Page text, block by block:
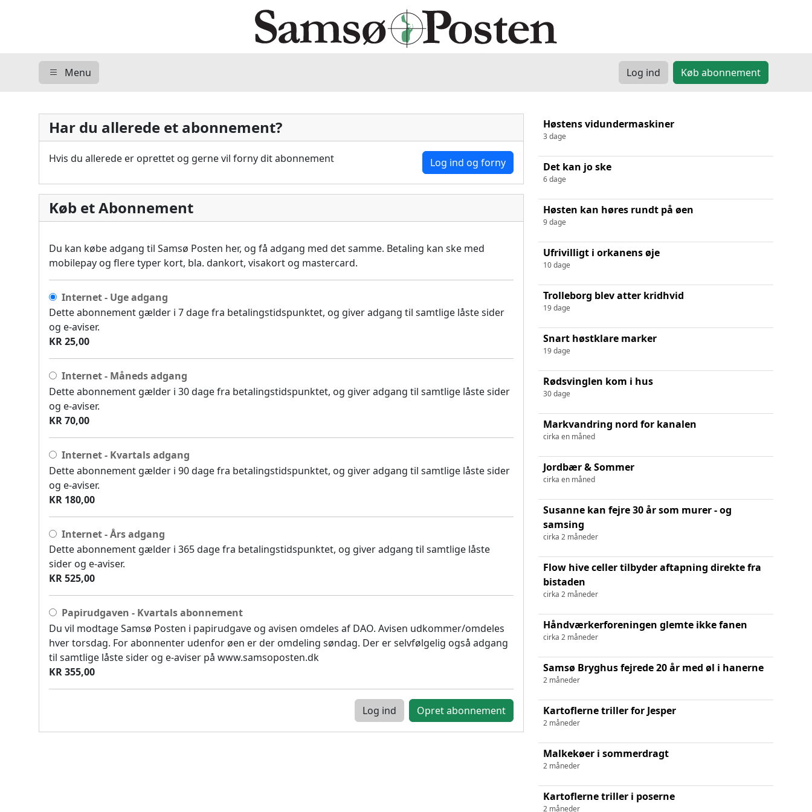
Menu Log ind Køb abonnement
Har du allerede et abonnement?
Hvis du allerede er oprettet og gerne vil forny dit abonnement Log ind og forny
Køb et Abonnement
Du kan købe adgang til Samsø Posten her, og få adgang med det samme. Betaling kan ske med
mobilepay og flere typer kort, bla. dankort, visakort og mastercard.
Internet - Uge adgang
Dette abonnement gælder i 7 dage fra betalingstidspunktet, og giver adgang til samtlige låste sider
og e-aviser.
KR 25,00
Internet - Måneds adgang
Dette abonnement gælder i 30 dage fra betalingstidspunktet, og giver adgang til samtlige låste sider
og e-aviser.
KR 70,00
Internet - Kvartals adgang
Dette abonnement gælder i 90 dage fra betalingstidspunktet, og giver adgang til samtlige låste sider
og e-aviser.
KR 180,00
Internet - Års adgang
Dette abonnement gælder i 365 dage fra betalingstidspunktet, og giver adgang til samtlige låste
sider og e-aviser.
KR 525,00
Papirudgaven - Kvartals abonnement
Du vil modtage Samsø Posten i papirudgave og avisen omdeles af DAO. Avisen udkommer/omdeles
hver torsdag. For abonnenter udenfor øen er der omdeling søndag. Der er selvfølgelig også adgang
til samtlige låste sider og e-aviser på www.samsoposten.dk
KR 355,00
Log ind
Høstens vidundermaskiner
3 dage
Det kan jo ske
6 dage
Høsten kan høres rundt på øen
9 dage
Ufrivilligt i orkanens øje
10 dage
Trolleborg blev atter kridhvid
19 dage
Snart høstklare marker
19 dage
Rødsvinglen kom i hus
30 dage
Markvandring nord for kanalen
cirka en måned
Jordbær & Sommer
cirka en måned
Susanne kan fejre 30 år som murer - og
samsing
cirka 2 måneder
Flow hive celler tilbyder aftapning direkte fra
bistaden
cirka 2 måneder
Håndværkerforeningen glemte ikke fanen
cirka 2 måneder
Samsø Bryghus fejrede 20 år med øl i hanerne
2 måneder
Kartoflerne triller for Jesper
2 måneder
Malkekøer i sommerdragt
2 måneder
Kartoflerne triller i poserne
2 måneder